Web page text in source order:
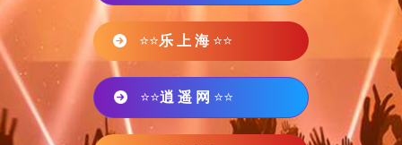
⭐⭐乐 上 海 ⭐⭐
⭐⭐逍 遥 网 ⭐⭐